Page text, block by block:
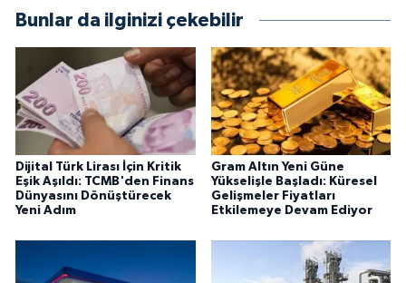
Bunlar da ilginizi çekebilir
Dijital Türk Lirası İçin Kritik
Eşik Aşıldı: TCMB'den Finans
Dünyasını Dönüştürecek
Yeni Adım
Gram Altın Yeni Güne
Yükselişle Başladı: Küresel
Gelişmeler Fiyatları
Etkilemeye Devam Ediyor